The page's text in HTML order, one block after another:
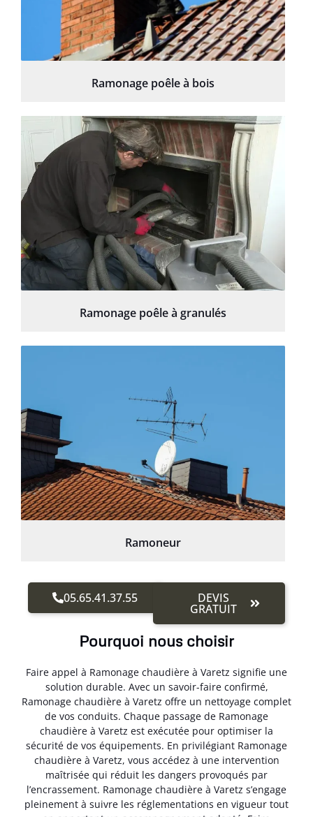
Ramonage poêle à bois
Ramonage poêle à granulés
Ramoneur
05.65.41.37.55 DEVIS
GRATUIT
Pourquoi nous choisir
Faire appel à Ramonage chaudière à Varetz signifie une
solution durable. Avec un savoir-faire confirmé,
Ramonage chaudière à Varetz offre un nettoyage complet
de vos conduits. Chaque passage de Ramonage
chaudière à Varetz est exécutée pour optimiser la
sécurité de vos équipements. En privilégiant Ramonage
chaudière à Varetz, vous accédez à une intervention
maîtrisée qui réduit les dangers provoqués par
l’encrassement. Ramonage chaudière à Varetz s’engage
pleinement à suivre les réglementations en vigueur tout